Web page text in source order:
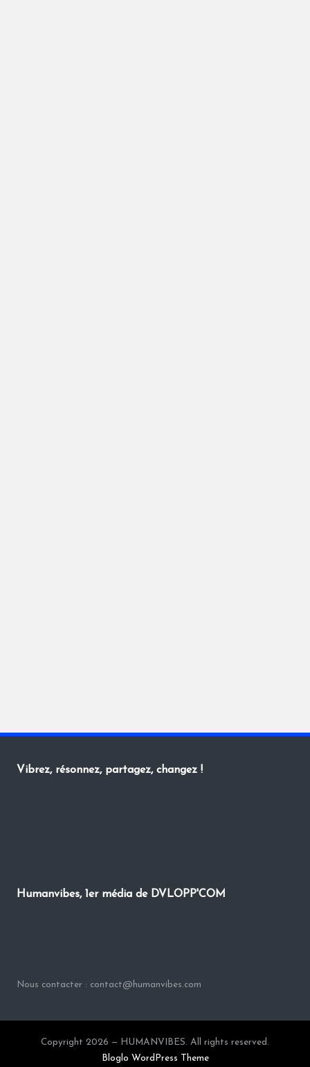
Vibrez, résonnez, partagez, changez !
Humanvibes, 1er média de DVLOPP'COM
Nous contacter : contact@humanvibes.com
Copyright 2026 — HUMANVIBES. All rights reserved.
Bloglo WordPress Theme